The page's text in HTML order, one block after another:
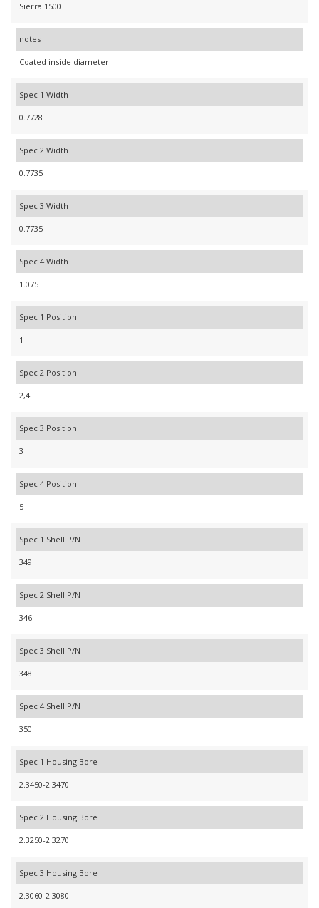
Sierra 1500
notes
Coated inside diameter.
Spec 1 Width
0.7728
Spec 2 Width
0.7735
Spec 3 Width
0.7735
Spec 4 Width
1.075
Spec 1 Position
1
Spec 2 Position
2,4
Spec 3 Position
3
Spec 4 Position
5
Spec 1 Shell P/N
349
Spec 2 Shell P/N
346
Spec 3 Shell P/N
348
Spec 4 Shell P/N
350
Spec 1 Housing Bore
2.3450-2.3470
Spec 2 Housing Bore
2.3250-2.3270
Spec 3 Housing Bore
2.3060-2.3080